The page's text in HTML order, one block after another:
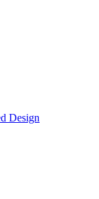
Design